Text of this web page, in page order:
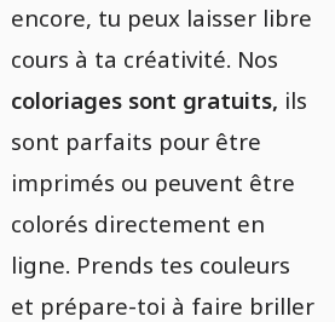
encore, tu peux laisser libre
cours à ta créativité. Nos
coloriages sont gratuits, ils
sont parfaits pour être
imprimés ou peuvent être
colorés directement en
ligne. Prends tes couleurs
et prépare-toi à faire briller